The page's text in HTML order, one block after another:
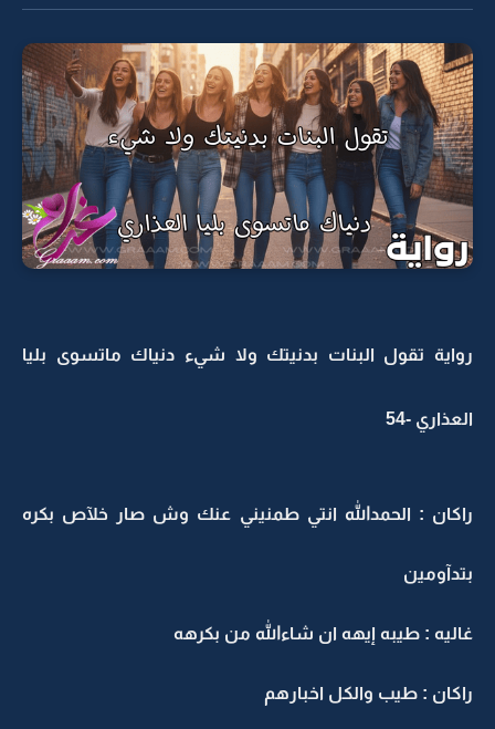
رواية تقول البنات بدنيتك ولا شيء دنياك ماتسوى بليا
العذاري -54
راكان : الحمدالله انتي طمنيني عنك وش صار خلآص بكره
بتدآومين
غاليه : طيبه إيهه ان شاءالله من بكرهه
راكان : طيب والكل اخبارهم